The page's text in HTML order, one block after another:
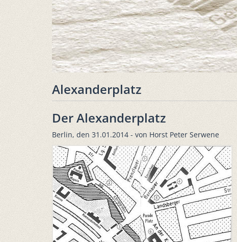
Alexanderplatz
Der Alexanderplatz
Berlin, den 31.01.2014 - von Horst Peter Serwene